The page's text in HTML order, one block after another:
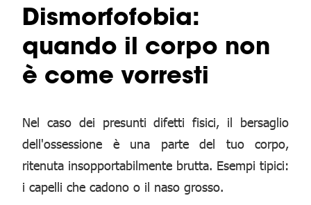
Dismorfofobia:
quando il corpo non
è come vorresti
Nel caso dei presunti difetti fisici, il bersaglio
dell'ossessione è una parte del tuo corpo,
ritenuta insopportabilmente brutta. Esempi tipici:
i capelli che cadono o il naso grosso.